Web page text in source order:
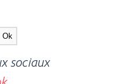
sociaux